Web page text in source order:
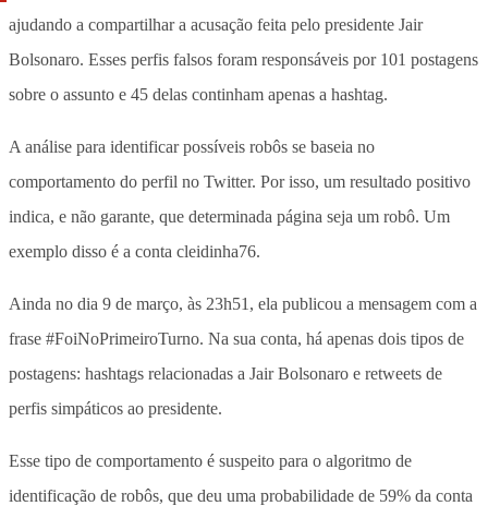
ajudando a compartilhar a acusação feita pelo presidente Jair
Bolsonaro. Esses perfis falsos foram responsáveis por 101 postagens
sobre o assunto e 45 delas continham apenas a hashtag.
A análise para identificar possíveis robôs se baseia no
comportamento do perfil no Twitter. Por isso, um resultado positivo
indica, e não garante, que determinada página seja um robô. Um
exemplo disso é a conta cleidinha76.
Ainda no dia 9 de março, às 23h51, ela publicou a mensagem com a
frase #FoiNoPrimeiroTurno. Na sua conta, há apenas dois tipos de
postagens: hashtags relacionadas a Jair Bolsonaro e retweets de
perfis simpáticos ao presidente.
Esse tipo de comportamento é suspeito para o algoritmo de
identificação de robôs, que deu uma probabilidade de 59% da conta